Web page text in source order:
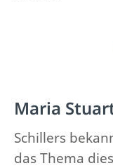
Maria
Schillers
das Thema